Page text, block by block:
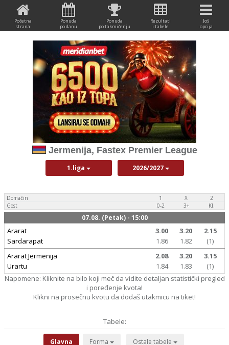
Početna
strana
Ponuda
po danu
Ponuda
po takmičenju
Rezultati
i tabele
Još
opcija
Jermenija, Fastex Premier League
1.liga 2026/2027
Domaćin
Gost
1 X
2
0-2
3+ Kl.
07.08. (Petak) - 15:00
Ararat
Sardarapat
3.00 3.20
2.15
1.86
1.82
(1)
Ararat Jermenija
Urartu
2.08 3.20
3.15
1.84
1.83
(1)
Napomene: Kliknite na bilo koji meč da vidite detaljan statistički pregled
i poređenje kvota!
Klikni na prosečnu kvotu da dodaš utakmicu na tiket!
Tabele:
Glavna Forma Ostale tabele